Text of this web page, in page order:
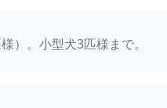
）。小型犬3匹様まで。